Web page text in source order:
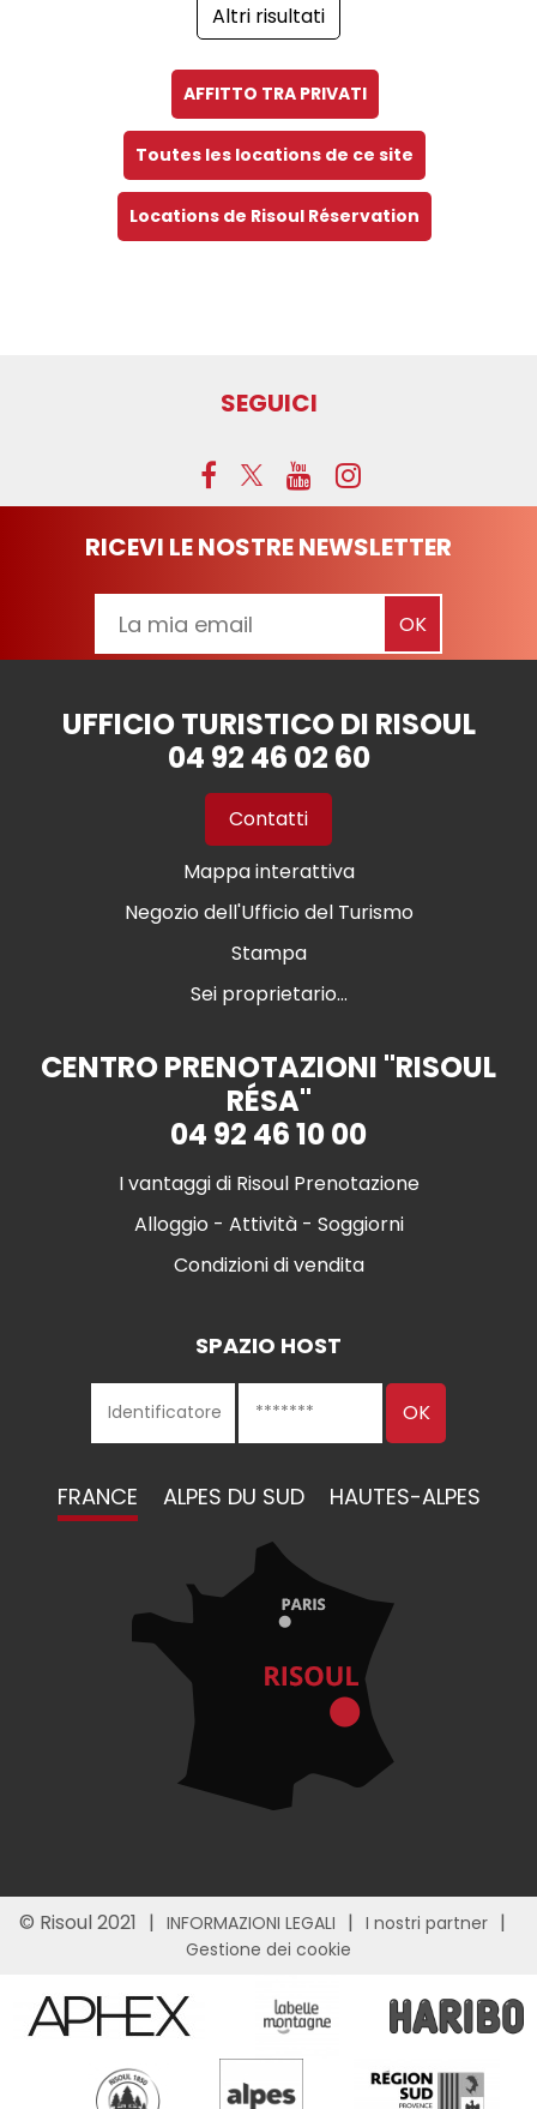
Altri risultati
AFFITTO TRA PRIVATI
Toutes les locations de ce site
Locations de Risoul Réservation
SEGUICI
RICEVI LE NOSTRE NEWSLETTER
UFFICIO TURISTICO DI RISOUL
04 92 46 02 60
Contatti
Mappa interattiva
Negozio dell'Ufficio del Turismo
Stampa
Sei proprietario...
CENTRO PRENOTAZIONI "RISOUL
RÉSA"
04 92 46 10 00
I vantaggi di Risoul Prenotazione
Alloggio - Attività - Soggiorni
Condizioni di vendita
SPAZIO HOST
FRANCE ALPES DU SUD HAUTES-ALPES
© Risoul 2021 INFORMAZIONI LEGALI
I nostri partner
Gestione dei cookie